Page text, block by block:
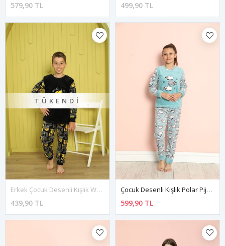
579,90 TL 499,90 TL
TÜKENDI
Erkek Çocuk Desenli Kışlık Welsoft Polar Pijama Takımı 5C-4551
439,90 TL
Çocuk Desenli Kışlık Polar Pijama Takımı 9C-20302M
599,90 TL